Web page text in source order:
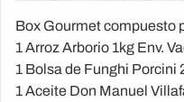
Box Gourmet compuesto
1 Arroz Arborio 1kg Env.
1 Bolsa de Funghi Porcini
1 Aceite Don Manuel